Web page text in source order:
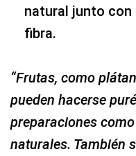
natural junto
fibra.
“Frutas, como
pueden hacerse
preparaciones
naturales. También